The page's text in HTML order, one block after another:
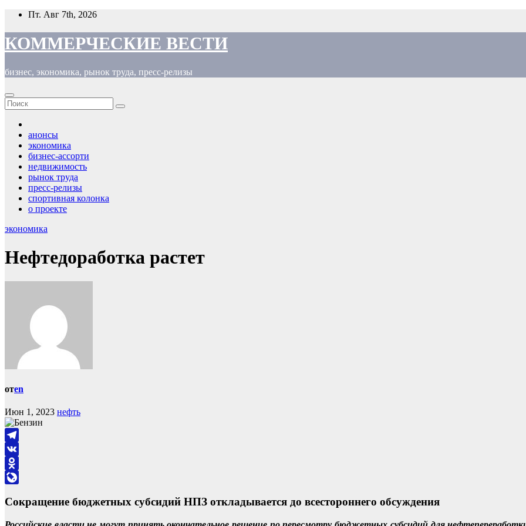
Перейти
содержимому
Пт. Авг 7th, 2026
КОММЕРЧЕСКИЕ ВЕСТИ
бизнес, экономика, рынок труда, пресс-релизы
анонсы
экономика
бизнес-ассорти
недвижимость
рынок труда
пресс-релизы
спортивная колонка
о проекте
экономика
Нефтедоработка растет
отen
Июн 1, 2023 нефть
Telegram
VK
Odnoklassniki
Сокращение бюджетных субсидий НПЗ откладывается до всестороннего обсуждения